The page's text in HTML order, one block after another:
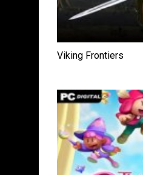
Viking Frontiers